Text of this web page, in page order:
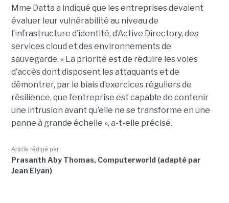
Mme Datta a indiqué que les entreprises devaient
évaluer leur vulnérabilité au niveau de
l’infrastructure d’identité, d’Active Directory, des
services cloud et des environnements de
sauvegarde. « La priorité est de réduire les voies
d’accès dont disposent les attaquants et de
démontrer, par le biais d’exercices réguliers de
résilience, que l’entreprise est capable de contenir
une intrusion avant qu’elle ne se transforme en une
panne à grande échelle », a-t-elle précisé.
Article rédigé par
Prasanth Aby Thomas, Computerworld (adapté par
Jean Elyan)